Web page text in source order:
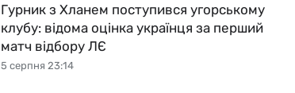
5 серпня 23:14
Гурник з Хланем поступився угорському
клубу: відома оцінка українця за перший
матч відбору ЛЄ